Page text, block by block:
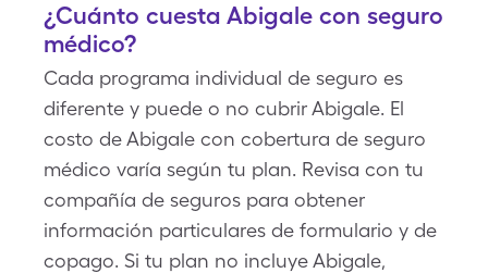
¿Cuánto cuesta Abigale con seguro
médico?
Cada programa individual de seguro es
diferente y puede o no cubrir Abigale. El
costo de Abigale con cobertura de seguro
médico varía según tu plan. Revisa con tu
compañía de seguros para obtener
información particulares de formulario y de
copago. Si tu plan no incluye Abigale,